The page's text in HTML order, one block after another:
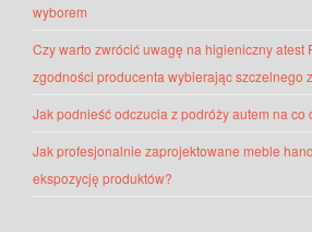
wyborem
Czy warto zwrócić uwagę na higieniczny atest
zgodności producenta wybierając szczelnego
Jak podnieść odczucia z podróży autem na co
Jak profesjonalnie zaprojektowane meble
ekspozycję produktów?